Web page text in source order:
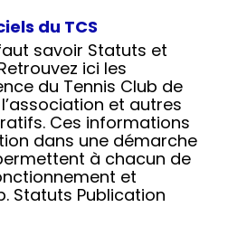
du TCS
savoir Statuts et
ici les
du Tennis Club de
et autres
Ces informations
dans une démarche
à chacun de
et
Statuts Publication